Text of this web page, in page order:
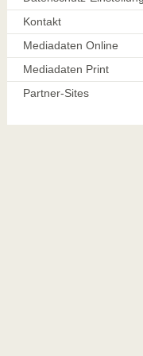
Kontakt
Mediadaten Online
Mediadaten Print
Partner-Sites